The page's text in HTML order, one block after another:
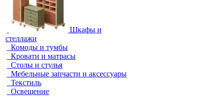
Шкафы и
стеллажи
Комоды и тумбы
Кровати и матрасы
Столы и стулья
Мебельные запчасти и аксессуары
Текстиль
Освещение